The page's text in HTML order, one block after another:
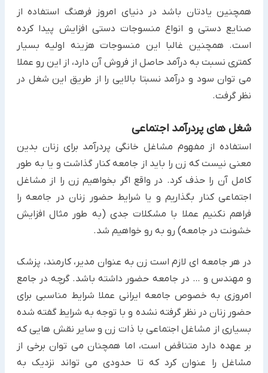
همچنین یادتان باشد در دنیای امروز فرهنگ استفاده از
صنایع دستی و انواع منسوجات دستی افزایش پیدا کرده
است. همچنین غالبا این منسوجات هزینه اولیه بسیار
کمتری نسبت به درآمد حاصل از فروش آن دارد، از این رو عملا
می توان سود و درآمد نسبتا بالایی را از طریق این شغل در
نظر گرفت.
شغل های پردرآمد اجتماعی
استفاده از مفهوم مشاغل خانگی پردرآمد برای زنان بدین
معنی نیست که زن را باید از جامعه کنار گذاشت و یا به طور
کامل آن را حذف کرد. در واقع اگر بخواهیم زن را از مشاغل
اجتماعی کنار بگذاریم و یا شرایط حضور زنان در جامعه را
فراهم نکنیم عملا با مشکلات جدی (به طور مثال افزایش
خشونت در جامعه) رو به رو خواهیم شد.
در هر جامعه ای لازم است زن به عنوان مدیر، کارمند، پزشک
و مهندس و … در جامعه حضور داشته باشد. گرچه در جامع
امروزی به خصوص جامعه ایرانی عملا شرایط مناسبی برای
حضور زنان در نظر گرفته نشده و با توجه به شرایط گفته شده
بسیاری از مشاغل اجتماعی با ذات زن و سایر نقش هایی که
بر عهده دارد متناقض است، اما همچنان می توان برخی از
مشاغل را عنوان کرد که تا حدودی می تواند نزدیک به